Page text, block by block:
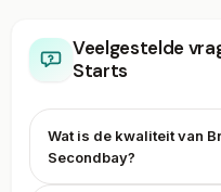
Starts
retourdeals
onze
Veelgestelde
Starts
Wat is de kwaliteit van
Secondbay?